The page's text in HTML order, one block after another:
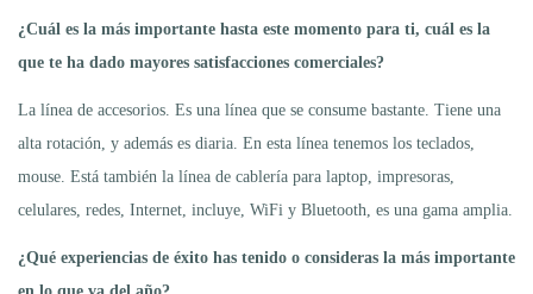
¿Cuál es la más importante hasta este momento para ti, cuál es la
que te ha dado mayores satisfacciones comerciales?
La línea de accesorios. Es una línea que se consume bastante. Tiene una
alta rotación, y además es diaria. En esta línea tenemos los teclados,
mouse. Está también la línea de cablería para laptop, impresoras,
celulares, redes, Internet, incluye, WiFi y Bluetooth, es una gama amplia.
¿Qué experiencias de éxito has tenido o consideras la más importante